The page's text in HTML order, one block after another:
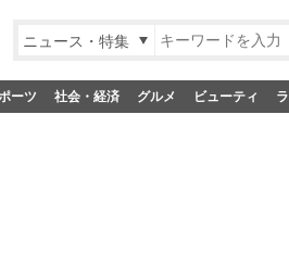
ニュース・特集
ーツ 社会・経済 グルメ ビューティ